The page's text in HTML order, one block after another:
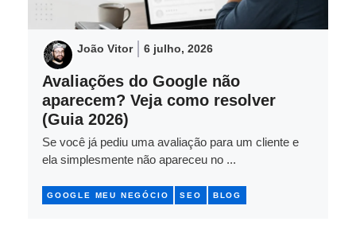
João Vitor 6 julho, 2026
Avaliações do Google não
aparecem? Veja como resolver
(Guia 2026)
Se você já pediu uma avaliação para um cliente e
ela simplesmente não apareceu no ...
GOOGLE MEU NEGÓCIO SEO BLOG